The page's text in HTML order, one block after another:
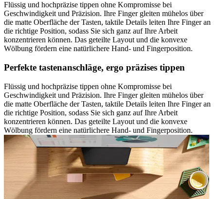
Flüssig und hochpräzise tippen ohne Kompromisse bei
Geschwindigkeit und Präzision. Ihre Finger gleiten mühelos über
die matte Oberfläche der Tasten, taktile Details leiten Ihre Finger an
die richtige Position, sodass Sie sich ganz auf Ihre Arbeit
konzentrieren können. Das geteilte Layout und die konvexe
Wölbung fördern eine natürlichere Hand- und Fingerposition.
Perfekte tastenanschläge, ergo präzises tippen
Flüssig und hochpräzise tippen ohne Kompromisse bei
Geschwindigkeit und Präzision. Ihre Finger gleiten mühelos über
die matte Oberfläche der Tasten, taktile Details leiten Ihre Finger an
die richtige Position, sodass Sie sich ganz auf Ihre Arbeit
konzentrieren können. Das geteilte Layout und die konvexe
Wölbung fördern eine natürlichere Hand- und Fingerposition.